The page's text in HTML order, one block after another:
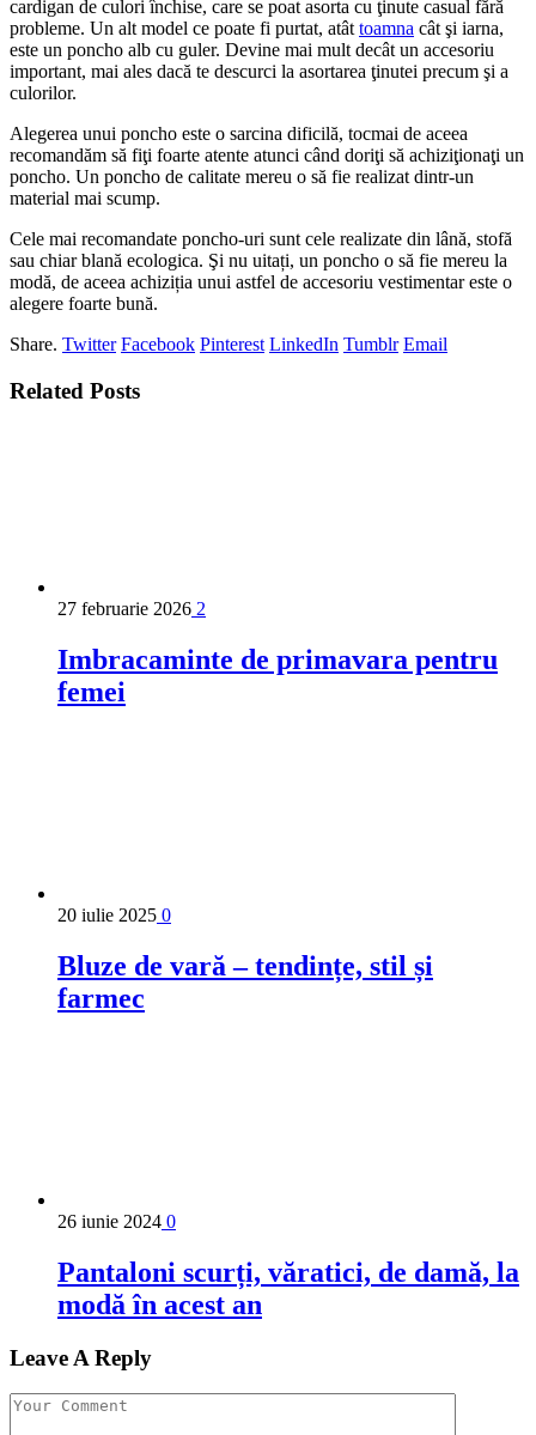
cardigan de culori închise, care se poat asorta cu ţinute casual fără
probleme. Un alt model ce poate fi purtat, atât toamna cât şi iarna,
este un poncho alb cu guler. Devine mai mult decât un accesoriu
important, mai ales dacă te descurci la asortarea ţinutei precum şi a
culorilor.
Alegerea unui poncho este o sarcina dificilă, tocmai de aceea
recomandăm să fiţi foarte atente atunci când doriţi să achiziţionaţi un
poncho. Un poncho de calitate mereu o să fie realizat dintr-un
material mai scump.
Cele mai recomandate poncho-uri sunt cele realizate din lână, stofă
sau chiar blană ecologica. Şi nu uitați, un poncho o să fie mereu la
modă, de aceea achiziția unui astfel de accesoriu vestimentar este o
alegere foarte bună.
Share. Twitter Facebook Pinterest LinkedIn Tumblr Email
Related Posts
27 februarie 2026 2
Imbracaminte de primavara pentru
femei
20 iulie 2025 0
Bluze de vară – tendințe, stil și
farmec
26 iunie 2024 0
Pantaloni scurți, văratici, de damă, la
modă în acest an
Leave A Reply